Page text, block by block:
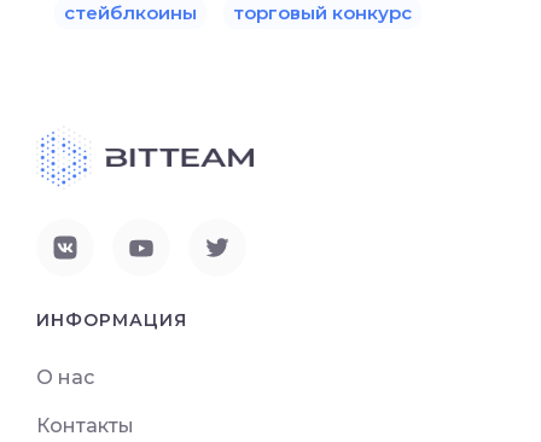
стейблкоины
торговый конкурс
ИНФОРМАЦИЯ
О нас
Контакты